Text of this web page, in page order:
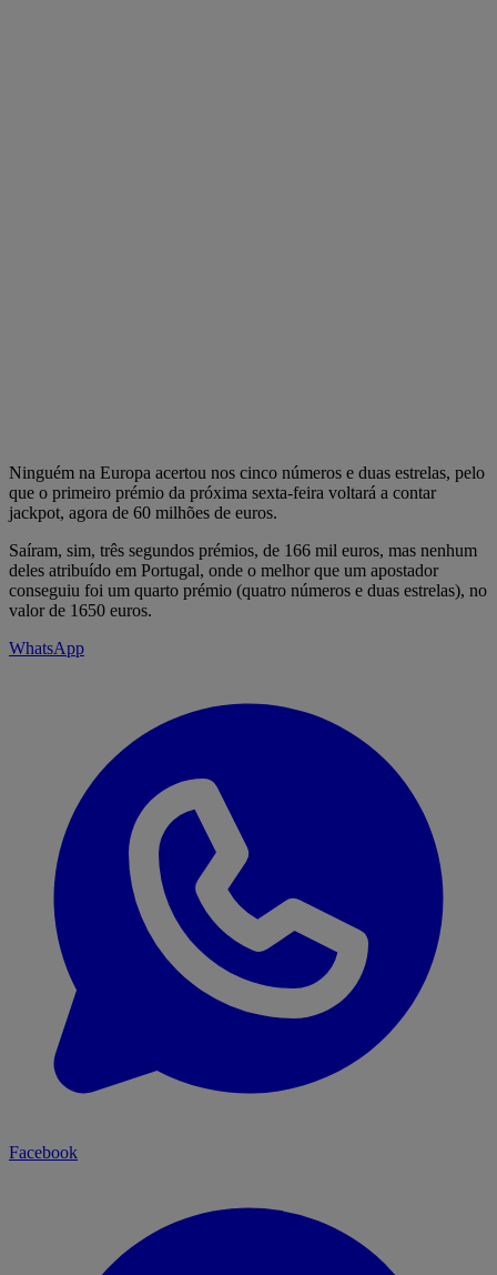
Ninguém na Europa acertou nos cinco números e duas estrelas, pelo
que o primeiro prémio da próxima sexta-feira voltará a contar
jackpot, agora de 60 milhões de euros.
Saíram, sim, três segundos prémios, de 166 mil euros, mas nenhum
deles atribuído em Portugal, onde o melhor que um apostador
conseguiu foi um quarto prémio (quatro números e duas estrelas), no
valor de 1650 euros.
WhatsApp
Facebook